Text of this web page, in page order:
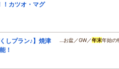
！カツオ・マグ
しプラン♪】焼津
！
…お盆／GW／年末年始の